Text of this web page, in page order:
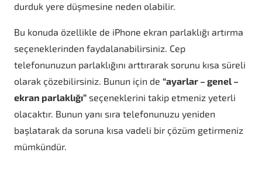
durduk yere düşmesine neden olabilir.
Bu konuda özellikle de iPhone ekran parlaklığı artırma
seçeneklerinden faydalanabilirsiniz. Cep
telefonunuzun parlaklığını arttırarak sorunu kısa süreli
olarak çözebilirsiniz. Bunun için de “ayarlar – genel –
ekran parlaklığı” seçeneklerini takip etmeniz yeterli
olacaktır. Bunun yanı sıra telefonunuzu yeniden
başlatarak da soruna kısa vadeli bir çözüm getirmeniz
mümkündür.